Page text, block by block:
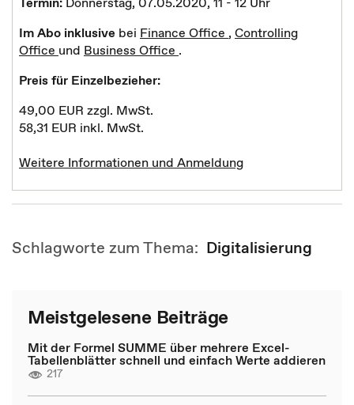
Im Abo inklusive bei Finance Office , Controlling
Office und Business Office .
Preis für Einzelbezieher:
49,00 EUR zzgl. MwSt.
58,31 EUR inkl. MwSt.
Weitere Informationen und Anmeldung
Schlagworte zum Thema: Digitalisierung
Meistgelesene Beiträge
Mit der Formel SUMME über mehrere Excel-
Tabellenblätter schnell und einfach Werte addieren
217